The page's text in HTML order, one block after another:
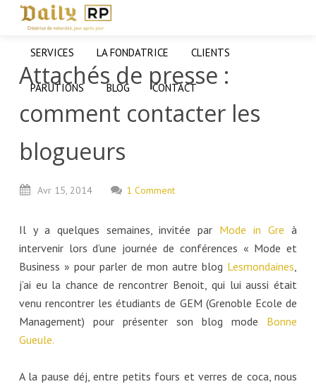
SERVICES LA FONDATRICE CLIENTS
PARUTIONS BLOG CONTACT
Attachés de presse :
comment contacter les
blogueurs
Avr 15, 2014 1 Comment
Il y a quelques semaines, invitée par Mode in Gre à
intervenir lors d’une journée de conférences « Mode et
Business » pour parler de mon autre blog Lesmondaines,
j’ai eu la chance de rencontrer Benoit, qui lui aussi était
venu rencontrer les étudiants de GEM (Grenoble Ecole de
Management) pour présenter son blog mode Bonne
Gueule.
A la pause déj, entre petits fours et verres de coca, nous